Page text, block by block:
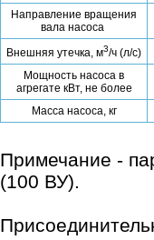
Направление вращения
вала насоса
Внешняя утечка, м3/ч (л/с)
Мощность насоса в
агрегате кВт, не более
Масса насоса, кг
Примечание -
(100 ВУ).